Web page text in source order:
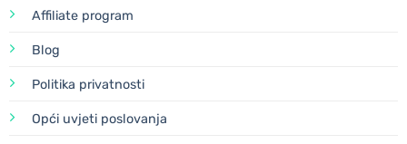
Affiliate program
Blog
Politika privatnosti
Opći uvjeti poslovanja